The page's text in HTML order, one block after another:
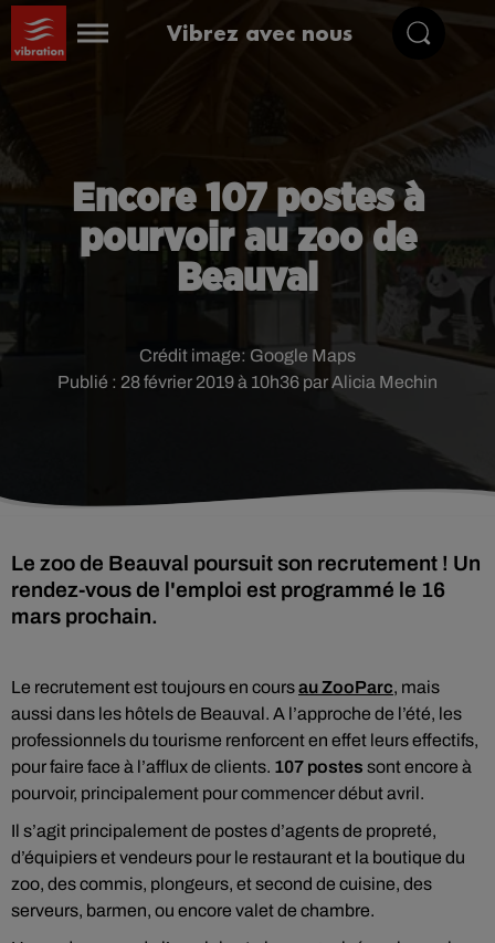
Vibrez avec nous
Encore 107 postes à
pourvoir au zoo de
Beauval
Publié : 28 février 2019 à 10h36 par Alicia Mechin
Crédit image: Google Maps
Le zoo de Beauval poursuit son recrutement ! Un
rendez-vous de l'emploi est programmé le 16
mars prochain.
Le recrutement est toujours en coursau ZooParc, mais
aussi dans les hôtels de Beauval. A l’approche de l’été, les
professionnels du tourisme renforcent en effet leurs effectifs,
pour faire face à l’afflux de clients. 107 postes sont encore à
pourvoir, principalement pour commencer début avril.
Il s’agit principalement de postes d’agents de propreté,
d’équipiers et vendeurs pour le restaurant et la boutique du
zoo, des commis, plongeurs, et second de cuisine, des
serveurs, barmen, ou encore valet de chambre.